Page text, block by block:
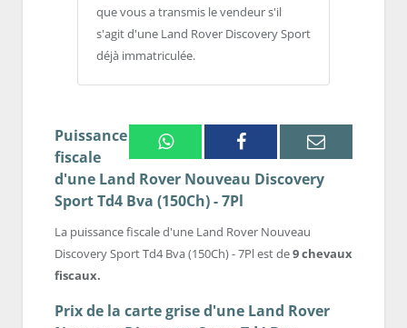
que vous a transmis le vendeur s'il
s'agit d'une Land Rover Discovery Sport
déjà immatriculée.
WhatsappFacebook Email
Puissance
fiscale
d'une Land Rover Nouveau Discovery
Sport Td4 Bva (150Ch) - 7Pl
La puissance fiscale d'une Land Rover Nouveau
Discovery Sport Td4 Bva (150Ch) - 7Pl est de9 chevaux
fiscaux.
Prix de la carte grise d'une Land Rover